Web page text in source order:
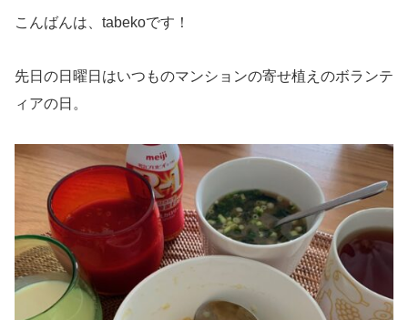
こんばんは、tabekoです！
先日の日曜日はいつものマンションの寄せ植えのボランテ
ィアの日。